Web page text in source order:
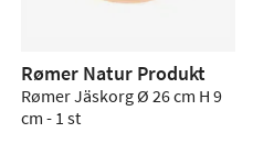
Rømer Natur Produkt
Rømer Jäskorg Ø 26 cm H 9
cm - 1 st